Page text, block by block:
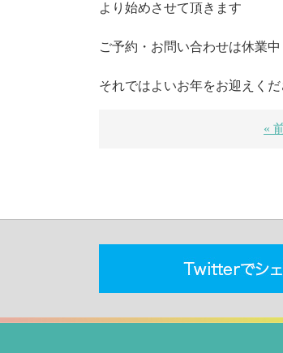
より始めさせて頂きます
ご予約・お問い合わせは休業
それではよいお年をお迎えく
«